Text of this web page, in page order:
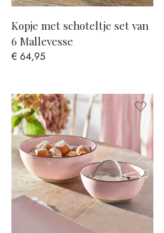
Kopje met schoteltje set van
6 Mallevesse
€ 64,95